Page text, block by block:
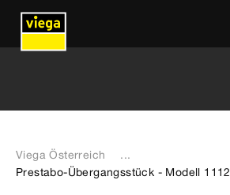
Viega Österreich
...
Prestabo-Übergangsstück - Modell 1112